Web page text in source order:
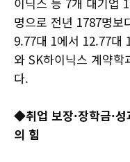
명으로 전년 1787명
9.77대 1에서 12.77대
와 SK하이닉스 계약
다.
◆취업 보장·장학금·
의 힘